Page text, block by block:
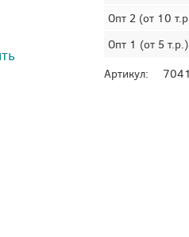
Опт 2(от 10
Опт 1 (от 5 т.р.)
Артикул: